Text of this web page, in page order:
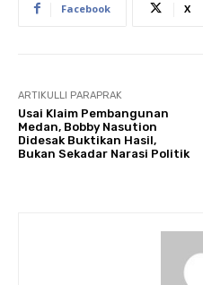
Facebook X
ARTIKULLI PARAPRAK
Usai Klaim Pembangunan
Medan, Bobby Nasution
Didesak Buktikan Hasil,
Bukan Sekadar Narasi Politik